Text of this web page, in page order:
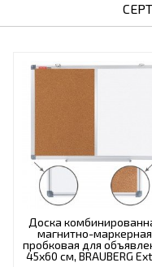
Доска
магнитно-
пробковая для
45х60 см, BRAUBERG